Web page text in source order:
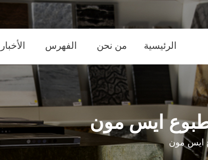
main
menu
الرئيسية من نحن الفهرس الأخبار
ايس مون
ايس مون